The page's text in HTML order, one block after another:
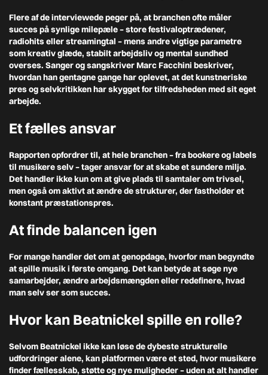
Flere af de interviewede peger på, at branchen ofte måler
succes på synlige milepæle – store festivaloptrædener,
radiohits eller streamingtal – mens andre vigtige parametre
som kreativ glæde, stabilt arbejdsliv og mental sundhed
overses. Sanger og sangskriver Marc Facchini beskriver,
hvordan han gentagne gange har oplevet, at det kunstneriske
pres og selvkritikken har skygget for tilfredsheden med sit eget
arbejde.
Et fælles ansvar
Rapporten opfordrer til, at hele branchen – fra bookere og labels
til musikere selv – tager ansvar for at skabe et sundere miljø.
Det handler ikke kun om at give plads til samtaler om trivsel,
men også om aktivt at ændre de strukturer, der fastholder et
konstant præstationspres.
At finde balancen igen
For mange handler det om at genopdage, hvorfor man begyndte
at spille musik i første omgang. Det kan betyde at søge nye
samarbejder, ændre arbejdsmængden eller redefinere, hvad
man selv ser som succes.
Hvor kan Beatnickel spille en rolle?
Selvom Beatnickel ikke kan løse de dybeste strukturelle
udfordringer alene, kan platformen være et sted, hvor musikere
finder fællesskab, støtte og nye muligheder – uden at alt handler